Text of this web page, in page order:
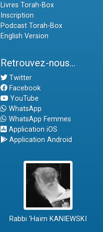
Livres Torah-Box
Inscription
Podcast Torah-Box
English Version
Retrouvez-nous...
Twitter
Facebook
YouTube
WhatsApp
WhatsApp Femmes
Application iOS
Application Android
Rabbi 'Haïm KANIEWSKI